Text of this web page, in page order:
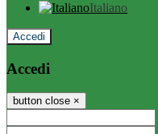
Italiano
Accedi
Accedi
button close ×